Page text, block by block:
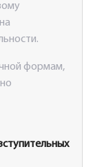
формам,